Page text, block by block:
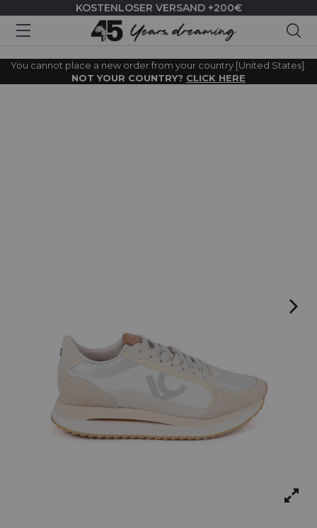
KOSTENLOSER VERSAND +200€
You cannot place a new order from your country [United States].
NOT YOUR COUNTRY? CLICK HERE